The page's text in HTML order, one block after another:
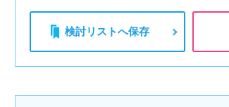
検討リストへ保存